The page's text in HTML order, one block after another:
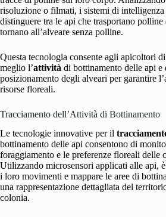
risoluzione o filmati, i sistemi di
distinguere tra le api che trasportano polline
tornano all’alveare senza polline.
Questa tecnologia consente agli apicoltori
meglio l’attività di bottinamento delle api
posizionamento degli alveari per garantire
risorse floreali.
Tracciamento dell’Attività di Bottinamento
Le tecnologie innovative per il
bottinamento delle api consentono di
foraggiamento e le preferenze floreali delle
Utilizzando microsensori applicati alle api,
i loro movimenti e mappare le aree di
una rappresentazione dettagliata del
colonia.